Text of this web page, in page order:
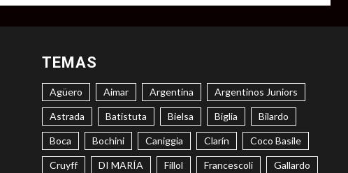
TEMAS
Agüero Aimar Argentina Argentinos Juniors
Astrada Batistuta Bielsa Biglia Bilardo
Boca Bochini Caniggia Clarín Coco Basile
Cruyff DI MARÍA Fillol Francescoli Gallardo